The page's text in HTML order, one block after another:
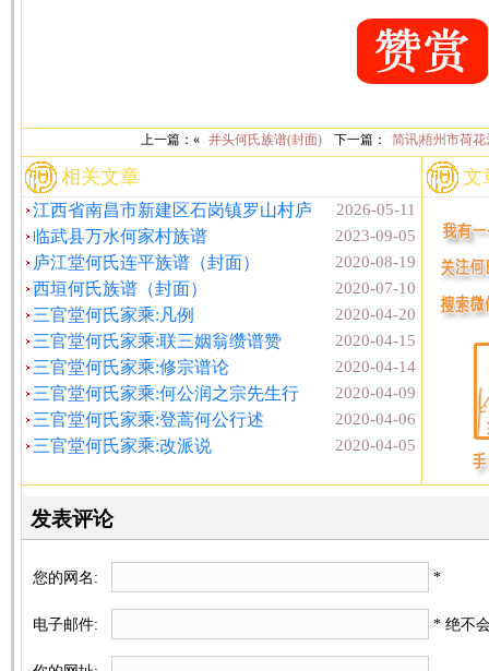
上一篇：« 井头何氏族谱(封面) 下一篇： 简讯|梧州市荷
相关文章
2026-05-11
江西省南昌市新建区石岗镇罗山村庐
2023-09-05
临武县万水何家村族谱
2020-08-19
庐江堂何氏连平族谱（封面）
2020-07-10
西垣何氏族谱（封面）
2020-04-20
三官堂何氏家乘:凡例
2020-04-15
三官堂何氏家乘:联三姻翁缵谱赞
2020-04-14
三官堂何氏家乘:修宗谱论
2020-04-09
三官堂何氏家乘:何公润之宗先生行
2020-04-06
三官堂何氏家乘:登蒿何公行述
2020-04-05
三官堂何氏家乘:改派说
文
发表评论
您的网名: *
电子邮件: * 绝不